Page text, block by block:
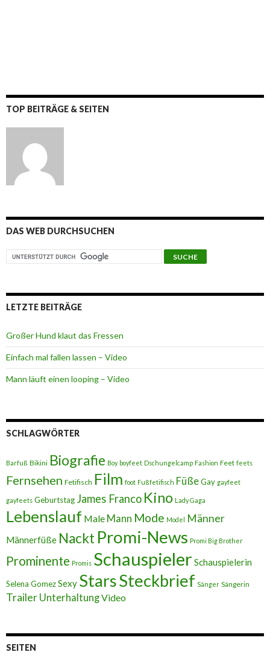
TOP BEITRÄGE & SEITEN
DAS WEB DURCHSUCHEN
LETZTE BEITRÄGE
Großer Hund klaut das Fressen
Einfach mal fallen lassen – Video
Mann läuft einen looping – Video
SCHLAGWÖRTER
Barfuß Bikini Biografie Boy boyfeet Dschungelcamp Fashion Feet feets
Fernsehen Fetifisch Film foot Fußfetifisch FüßeGay gayfeet
gayfeets Geburtstag James Franco Kino Lady Gaga
Lebenslauf Male Mann Mode Model Männer
Männerfüße Nackt Promi-News Promi Big Brother
Prominente Promis Schauspieler Schauspielerin
Selena GomezSexy StarsSteckbrief Sänger Sängerin
Trailer UnterhaltungVideo
SEITEN